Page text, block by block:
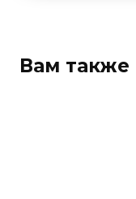
Вам также